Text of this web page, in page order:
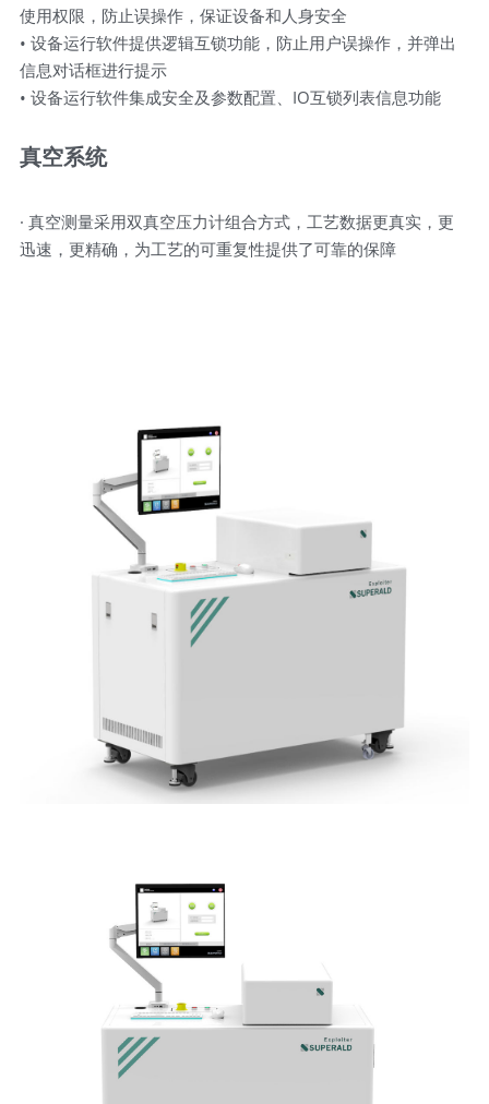
使用权限，防止误操作，保证设备和人身安全
• 设备运行软件提供逻辑互锁功能，防止用户误操作，并弹出
信息对话框进行提示
• 设备运行软件集成安全及参数配置、IO互锁列表信息功能
真空系统
· 真空测量采用双真空压力计组合方式，工艺数据更真实，更
迅速，更精确，为工艺的可重复性提供了可靠的保障